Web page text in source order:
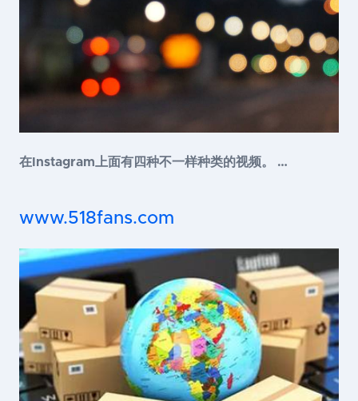
在Instagram上面有四种不一样种类的视频。 …
www.518fans.com